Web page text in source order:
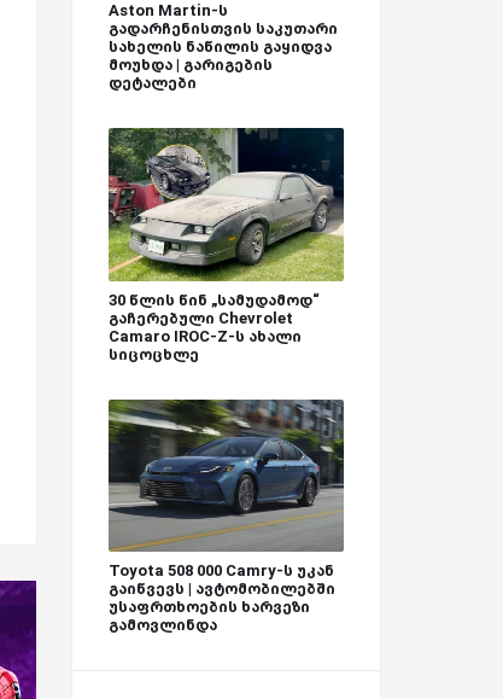
Aston Martin-ს
გადარჩენისთვის საკუთარი
სახელის ნაწილის გაყიდვა
მოუხდა | გარიგების
დეტალები
30 წლის წინ „სამუდამოდ“
გაჩერებული Chevrolet
Camaro IROC-Z-ს ახალი
სიცოცხლე
Toyota 508 000 Camry-ს უკან
გაიწვევს | ავტომობილებში
უსაფრთხოების ხარვეზი
გამოვლინდა